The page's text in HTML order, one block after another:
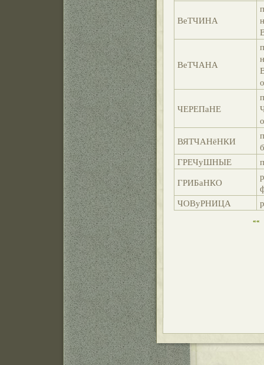
ВеТЧИНА
ВеТЧАНА
ЧЕРЕПаНЕ
ВЯТЧАНёНКИ
ГРЕЧуШНЫЕ
ГРИБаНКО
ЧОВуРНИЦА
««